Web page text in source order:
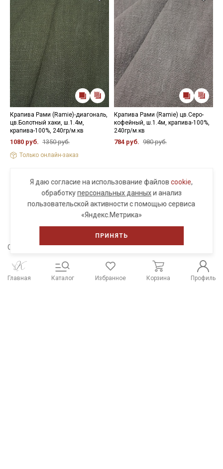
Крапива Рами (Ramie)-диагональ,
цв.Болотный хаки, ш.1.4м,
крапива-100%, 240гр/м.кв
1080 руб. 1350 руб.
Только онлайн-заказ
Крапива Рами (Ramie) цв.Серо-
кофейный, ш.1.4м, крапива-100%,
240гр/м.кв
784 руб. 980 руб.
ПОСМОТРЕТЬ ЕЩЕ
Сохраните себе в соцсети
Я даю согласие на использование файловcookie,
обработкуперсональных данныхи анализ
пользовательской активности с помощью сервиса
«Яндекс.Метрика»
ПРИНЯТЬ
Главная Каталог Избранное Корзина Профиль